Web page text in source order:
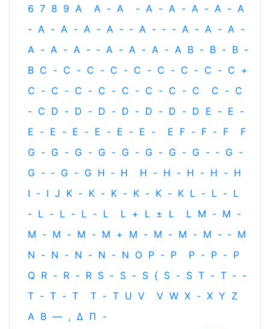
6 7 8 9 A A - A - A - A - A - A - A
- A - A - A - A - ‐ A - ‐ - A - A - A -
A - A - A - ‐ A - A - A - A B - B - B -
B C - C - C - C - C - C - C - C - C +
C - C - C - C - C - C - C - C C - C
- C D - D - D - D - D - D - D E - E -
E - E - E - E - E - E - E F - F - F
F
G - G - G - G - G - G - G - G - ‐ G -
G - ‐ G - G H ‐ H H - H - H - H - H
I - I J K - K - K - K - K - K L - L - L
- L - L - L - L L + L ± L L M - M -
M - M - M - M + M - M - M - M - ‐ M
N - N - N - N - N O P - P P - P - P
Q R - R - R S - S - S { S - S T - T ‐ -
T - T - T T - T U V V W X - X Y Z
Α Β — , Δ Π -